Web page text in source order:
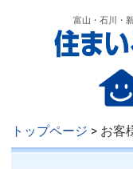
富山・石川・
トップページ > お客